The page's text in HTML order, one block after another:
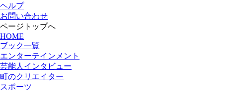
ヘルプ
お問い合わせ
ページトップへ
HOME
ブック一覧
エンターテインメント
芸能人インタビュー
町のクリエイター
スポーツ